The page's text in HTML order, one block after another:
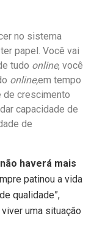
no sistema
papel. Você vai
tudo online, você
online,em tempo
de crescimento
capacidade de
de
haverá mais
patinou a vida
qualidade”,
uma situação